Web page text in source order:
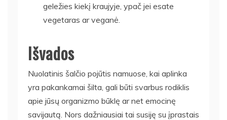
geležies kiekį kraujyje, ypač jei esate
vegetaras ar veganė.
Išvados
Nuolatinis šalčio pojūtis namuose, kai aplinka
yra pakankamai šilta, gali būti svarbus rodiklis
apie jūsų organizmo būklę ar net emocinę
savijautą. Nors dažniausiai tai susiję su įprastais